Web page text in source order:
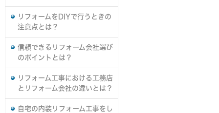
リフォームをDIYで行うときの
注意点とは？
信頼できるリフォーム会社選び
のポイントとは？
リフォーム工事における工務店
とリフォーム会社の違いとは？
自宅の内装リフォーム工事をし